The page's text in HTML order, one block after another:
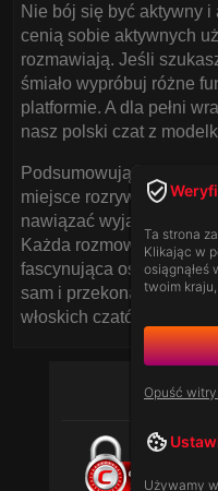
Nie bój się być aktywny
cenią sobie aktywnych
rozmawiają. Jeśli
śmiało wypróbuj różne
platformie. A dla pełni
nasz polski czat z
Podsumowując, włoskie
miejsce rozrywki, ale
nawiązać wyjątkowe
Każda rozmowa to
fascynująca osoba, z
sam i przekonaj się, jak
włoskich czatów dla
Ta strona
Klikając w
osiągnąłeś
twoim
Opuść
Używamy